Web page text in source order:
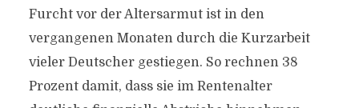
Furcht vor der Altersarmut ist in den
vergangenen Monaten durch die Kurzarbeit
vieler Deutscher gestiegen. So rechnen 38
Prozent damit, dass sie im Rentenalter